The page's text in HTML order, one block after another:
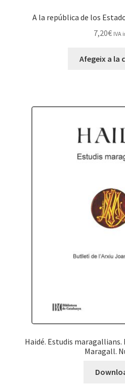
A la república de los
7,20€ IVA
Afegeix a la
Haidé. Estudis
Maragall.